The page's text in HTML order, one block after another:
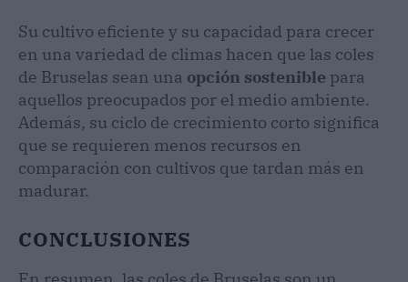
Su cultivo eficiente y su capacidad para crecer
en una variedad de climas hacen que las coles
de Bruselas sean una opción sostenible para
aquellos preocupados por el medio ambiente.
Además, su ciclo de crecimiento corto significa
que se requieren menos recursos en
comparación con cultivos que tardan más en
madurar.
CONCLUSIONES